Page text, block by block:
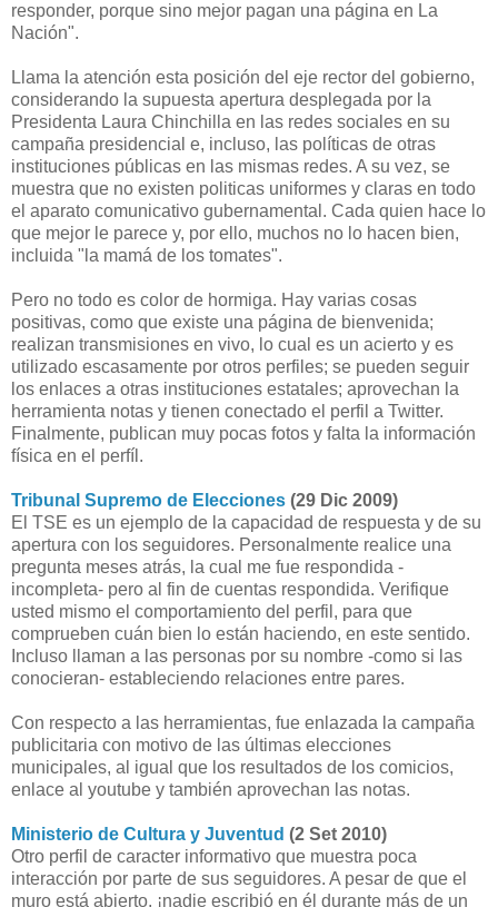
responder, porque sino mejor pagan una página en La
Nación".
Llama la atención esta posición del eje rector del gobierno,
considerando la supuesta apertura desplegada por la
Presidenta Laura Chinchilla en las redes sociales en su
campaña presidencial e, incluso, las políticas de otras
instituciones públicas en las mismas redes. A su vez, se
muestra que no existen politicas uniformes y claras en todo
el aparato comunicativo gubernamental. Cada quien hace lo
que mejor le parece y, por ello, muchos no lo hacen bien,
incluida "la mamá de los tomates".
Pero no todo es color de hormiga. Hay varias cosas
positivas, como que existe una página de bienvenida;
realizan transmisiones en vivo, lo cual es un acierto y es
utilizado escasamente por otros perfiles; se pueden seguir
los enlaces a otras instituciones estatales; aprovechan la
herramienta notas y tienen conectado el perfil a Twitter.
Finalmente, publican muy pocas fotos y falta la información
física en el perfíl.
Tribunal Supremo de Elecciones (29 Dic 2009)
El TSE es un ejemplo de la capacidad de respuesta y de su
apertura con los seguidores. Personalmente realice una
pregunta meses atrás, la cual me fue respondida -
incompleta- pero al fin de cuentas respondida. Verifique
usted mismo el comportamiento del perfil, para que
comprueben cuán bien lo están haciendo, en este sentido.
Incluso llaman a las personas por su nombre -como si las
conocieran- estableciendo relaciones entre pares.
Con respecto a las herramientas, fue enlazada la campaña
publicitaria con motivo de las últimas elecciones
municipales, al igual que los resultados de los comicios,
enlace al youtube y también aprovechan las notas.
Ministerio de Cultura y Juventud (2 Set 2010)
Otro perfil de caracter informativo que muestra poca
interacción por parte de sus seguidores. A pesar de que el
muro está abierto, ¡nadie escribió en él durante más de un